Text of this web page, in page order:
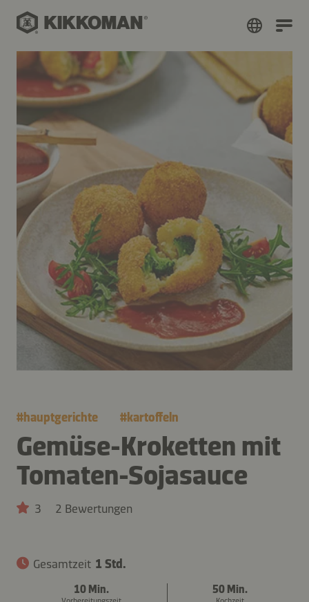
#hauptgerichte #kartoffeln
Gemüse-Kroketten mit
Tomaten-Sojasauce
3 2 Bewertungen
Gesamtzeit 1 Std.
10 Min. 50 Min.